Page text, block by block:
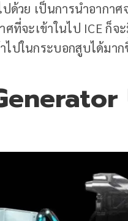
ด้วย เป็นการนำอากา
ที่จะเข้าในไป ICE ก็จ
ไปในกระบอกสูบได้ม